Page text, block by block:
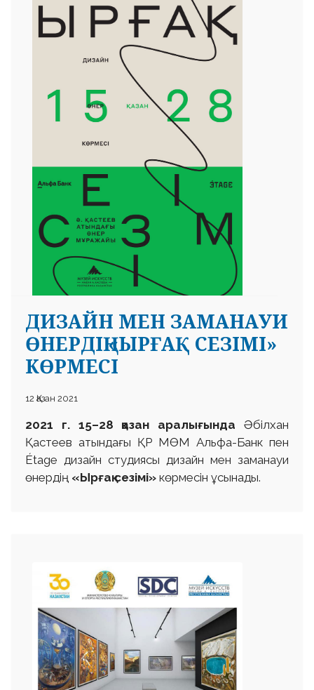
ДИЗАЙН МЕН ЗАМАНАУИ
ӨНЕРДІҢ «ЫРҒАҚ СЕЗІМІ»
КӨРМЕСІ
12 Қазан 2021
2021 г. 15–28 қазан аралығындаӘбілхан
Қастеев атындағы ҚР МӨМ Альфа-Банк пен
Étage дизайн студиясы дизайн мен заманауи
өнердің «Ырғақ сезімі» көрмесін ұсынады.